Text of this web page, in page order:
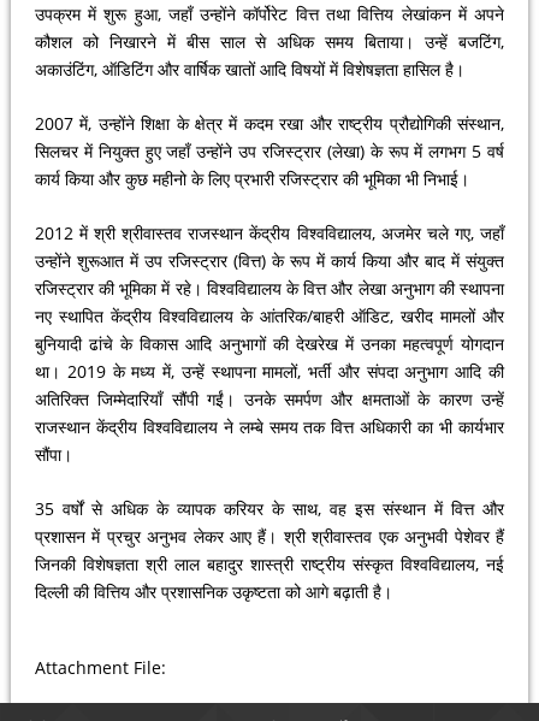
उपक्रम में शुरू हुआ, जहाँ उन्होंने कॉर्पोरेट वित्त तथा वित्तिय लेखांकन में अपने
कौशल को निखारने में बीस साल से अधिक समय बिताया। उन्हें बजटिंग,
अकाउंटिंग, ऑडिटिंग और वार्षिक खातों आदि विषयों में विशेषज्ञता हासिल है।
2007 में, उन्होंने शिक्षा के क्षेत्र में कदम रखा और राष्ट्रीय प्रौद्योगिकी संस्थान,
सिलचर में नियुक्त हुए जहाँ उन्होंने उप रजिस्ट्रार (लेखा) के रूप में लगभग 5 वर्ष
कार्य किया और कुछ महीनो के लिए प्रभारी रजिस्ट्रार की भूमिका भी निभाई।
2012 में श्री श्रीवास्तव राजस्थान केंद्रीय विश्वविद्यालय, अजमेर चले गए, जहाँ
उन्होंने शुरूआत में उप रजिस्ट्रार (वित्त) के रूप में कार्य किया और बाद में संयुक्त
रजिस्ट्रार की भूमिका में रहे। विश्वविद्यालय के वित्त और लेखा अनुभाग की स्थापना
नए स्थापित केंद्रीय विश्वविद्यालय के आंतरिक/बाहरी ऑडिट, खरीद मामलों और
बुनियादी ढांचे के विकास आदि अनुभागों की देखरेख में उनका महत्वपूर्ण योगदान
था। 2019 के मध्य में, उन्हें स्थापना मामलों, भर्ती और संपदा अनुभाग आदि की
अतिरिक्त जिम्मेदारियाँ सौंपी गईं। उनके समर्पण और क्षमताओं के कारण उन्हें
राजस्थान केंद्रीय विश्वविद्यालय ने लम्बे समय तक वित्त अधिकारी का भी कार्यभार
सौंपा।
35 वर्षों से अधिक के व्यापक करियर के साथ, वह इस संस्थान में वित्त और
प्रशासन में प्रचुर अनुभव लेकर आए हैं। श्री श्रीवास्तव एक अनुभवी पेशेवर हैं
जिनकी विशेषज्ञता श्री लाल बहादुर शास्त्री राष्ट्रीय संस्कृत विश्वविद्यालय, नई
दिल्ली की वित्तिय और प्रशासनिक उकृष्टता को आगे बढ़ाती है।
Attachment File: